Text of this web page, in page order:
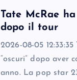
Tate McRae
dopo il tour
2026-08-05
“oscuri” dopo aver
anno. La pop star